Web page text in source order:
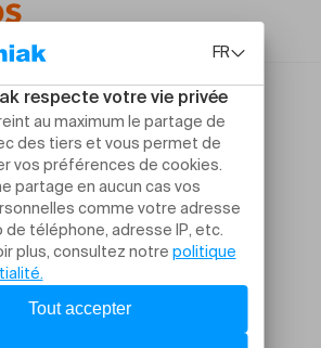
Blönd and Blónd "DØMÅJ "